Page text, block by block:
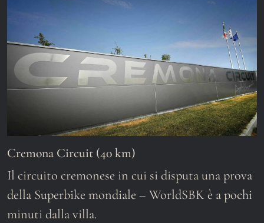
Cremona Circuit (40 km)
Il circuito cremonese in cui si disputa una prova
della Superbike mondiale – WorldSBK è a pochi
minuti dalla villa.